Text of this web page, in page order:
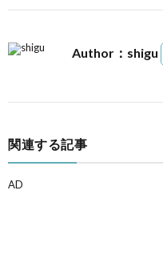
Author：shigu
関連する記事
AD